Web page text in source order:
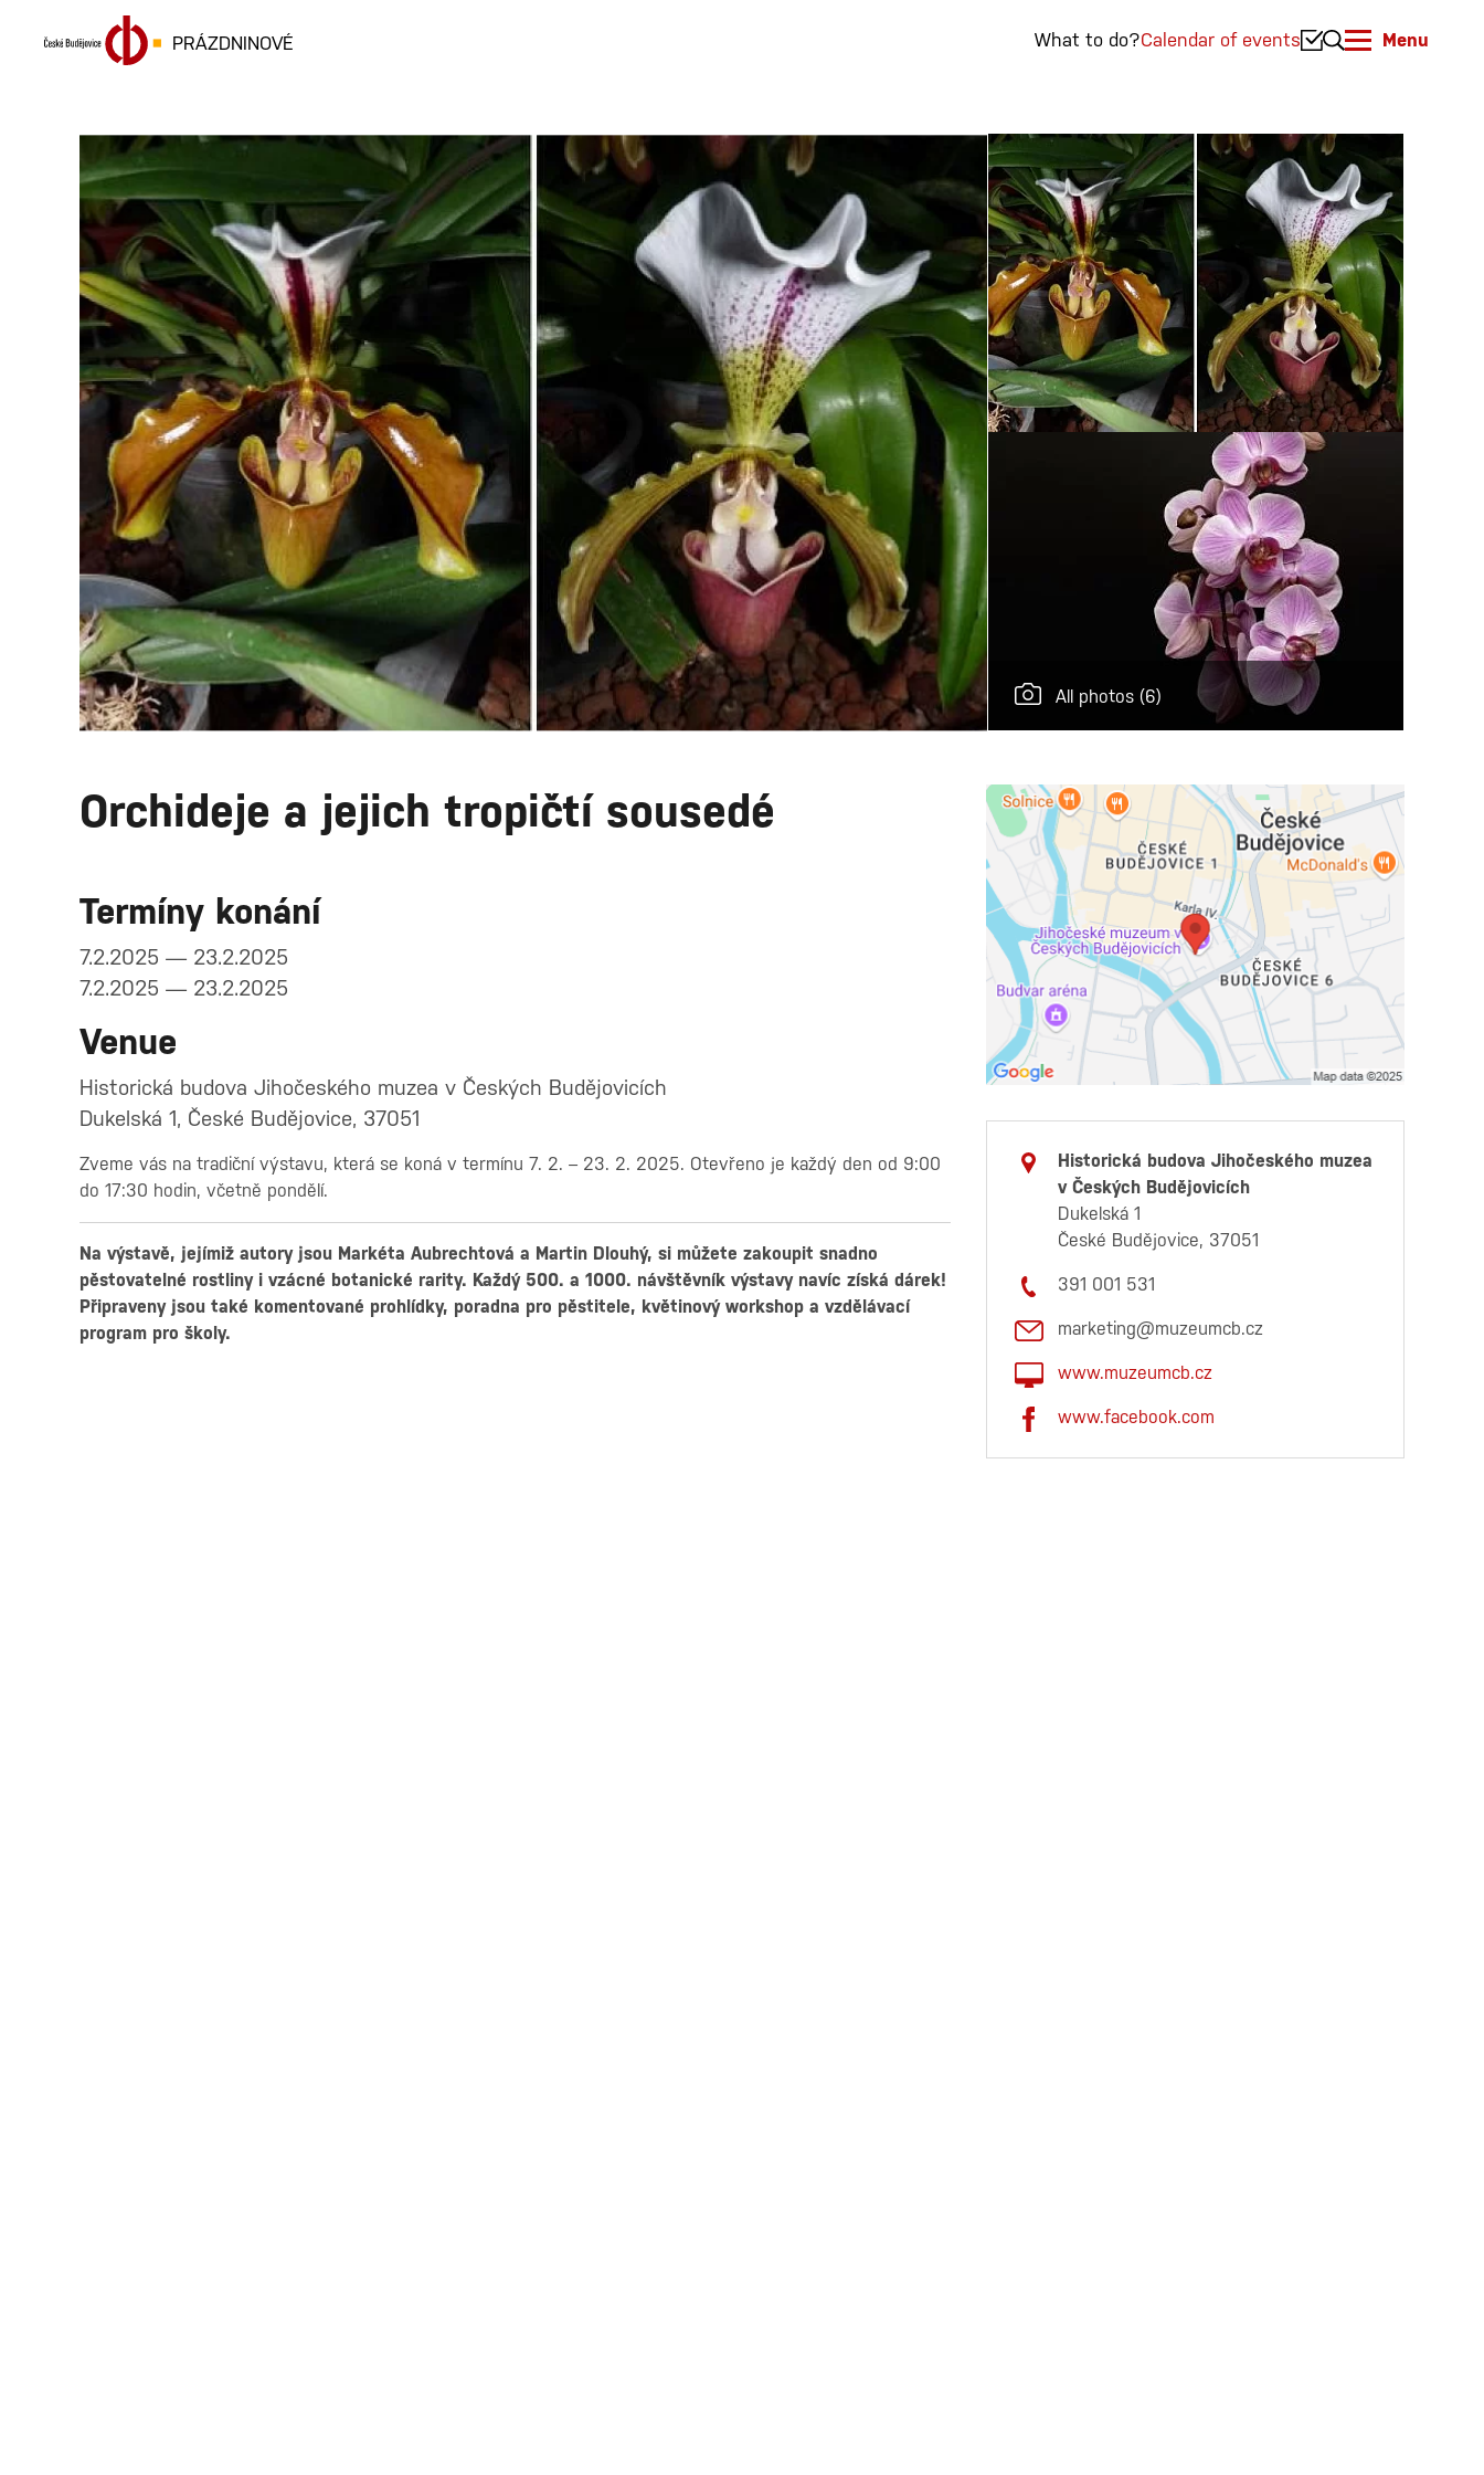
PRÁZDNINOVÉ What to do?Calendar of events Menu
All photos (6)
Orchideje a jejich tropičtí sousedé
Termíny konání
7.2.2025 — 23.2.2025
7.2.2025 — 23.2.2025
Venue
Historická budova Jihočeského muzea v Českých Budějovicích
Dukelská 1, České Budějovice, 37051
Zveme vás na tradiční výstavu, která se koná v termínu 7. 2. – 23. 2. 2025. Otevřeno je každý den od 9:00
do 17:30 hodin, včetně pondělí.
Na výstavě, jejímiž autory jsou Markéta Aubrechtová a Martin Dlouhý, si můžete zakoupit snadno
pěstovatelné rostliny i vzácné botanické rarity. Každý 500. a 1000. návštěvník výstavy navíc získá dárek!
Připraveny jsou také komentované prohlídky, poradna pro pěstitele, květinový workshop a vzdělávací
program pro školy.
Historická budova Jihočeského muzea
v Českých Budějovicích
Dukelská 1
České Budějovice, 37051
391 001 531
marketing@muzeumcb.cz
www.muzeumcb.cz
www.facebook.com